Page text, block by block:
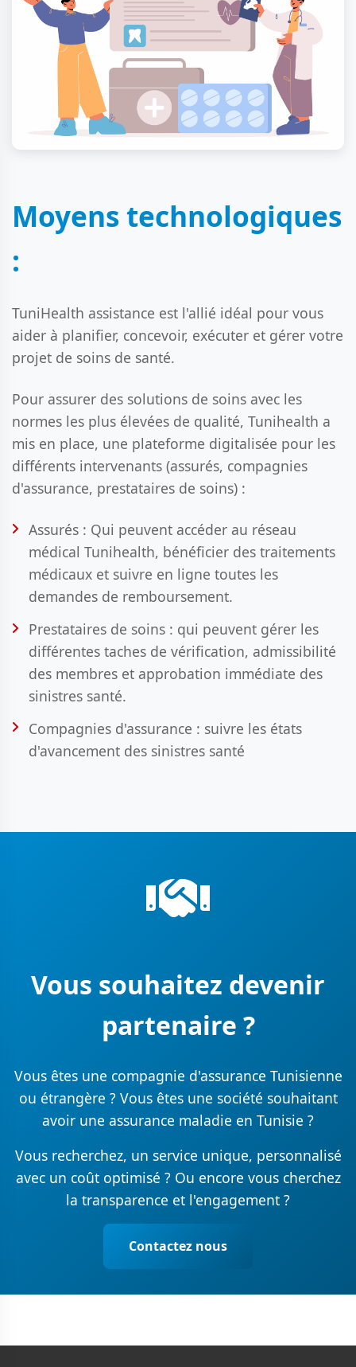
Moyens technologiques
:
TuniHealth assistance est l'allié idéal pour vous
aider à planifier, concevoir, exécuter et gérer votre
projet de soins de santé.
Pour assurer des solutions de soins avec les
normes les plus élevées de qualité, Tunihealth a
mis en place, une plateforme digitalisée pour les
différents intervenants (assurés, compagnies
d'assurance, prestataires de soins) :
Assurés : Qui peuvent accéder au réseau
médical Tunihealth, bénéficier des traitements
médicaux et suivre en ligne toutes les
demandes de remboursement.
Prestataires de soins : qui peuvent gérer les
différentes taches de vérification, admissibilité
des membres et approbation immédiate des
sinistres santé.
Compagnies d'assurance : suivre les états
d'avancement des sinistres santé
Vous souhaitez devenir
partenaire ?
Vous êtes une compagnie d'assurance Tunisienne
ou étrangère ? Vous êtes une société souhaitant
avoir une assurance maladie en Tunisie ?
Vous recherchez, un service unique, personnalisé
avec un coût optimisé ? Ou encore vous cherchez
la transparence et l'engagement ?
Contactez nous